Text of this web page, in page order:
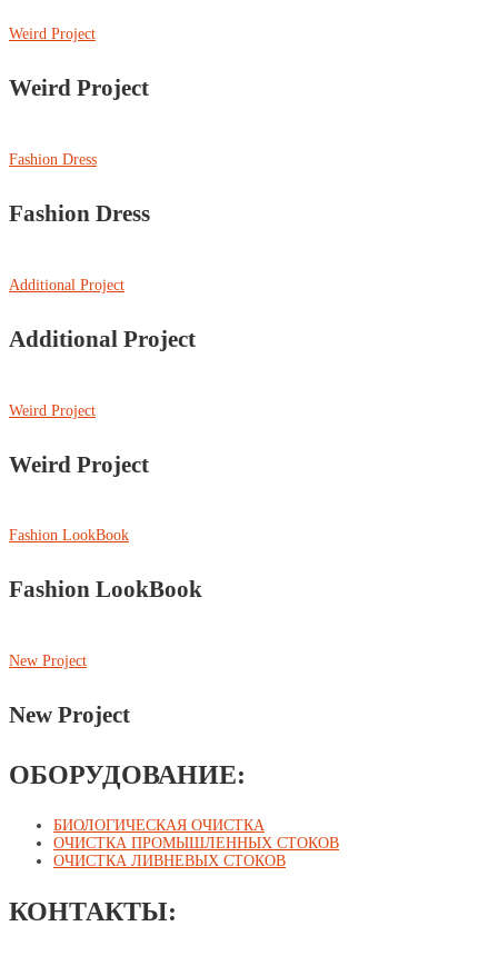
Weird Project
Weird Project
Fashion Dress
Fashion Dress
Additional Project
Additional Project
Weird Project
Weird Project
Fashion LookBook
Fashion LookBook
New Project
New Project
ОБОРУДОВАНИЕ:
БИОЛОГИЧЕСКАЯ ОЧИСТКА
ОЧИСТКА ПРОМЫШЛЕННЫХ СТОКОВ
ОЧИСТКА ЛИВНЕВЫХ СТОКОВ
КОНТАКТЫ: